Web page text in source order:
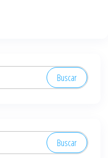
Buscar